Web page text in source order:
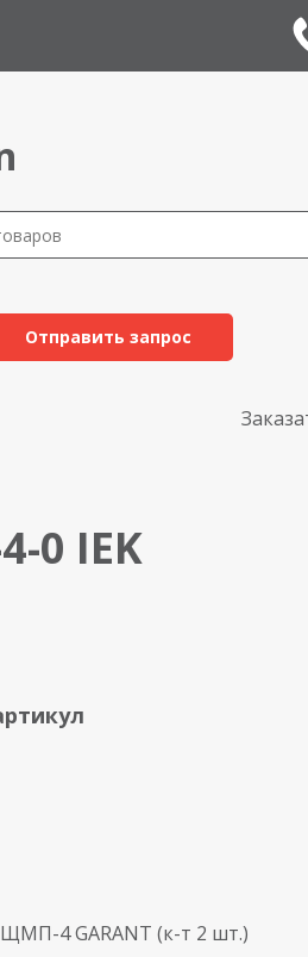
Отправить запрос
0 IEK
4 GARANT (к-т 2 шт.)